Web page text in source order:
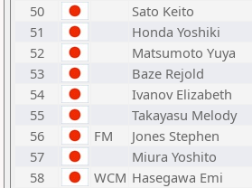
50
Sato Keito
51
Honda Yoshiki
52
Matsumoto Yuya
53
Baze Rejold
54
Ivanov Elizabeth
55
Takayasu Melody
56
FM Jones Stephen
57
Miura Yoshito
58
WCM Hasegawa Emi